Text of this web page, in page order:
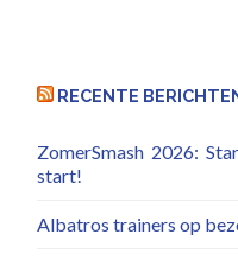
RECENTE
ZomerSmash 2026:
start!
Albatros trainers op